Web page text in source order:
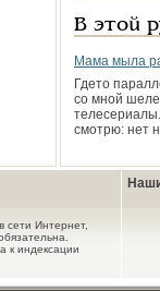
В этой
Мама мыла
Где­то
со мной
смотрю: нет
сети Интернет,
к индексации